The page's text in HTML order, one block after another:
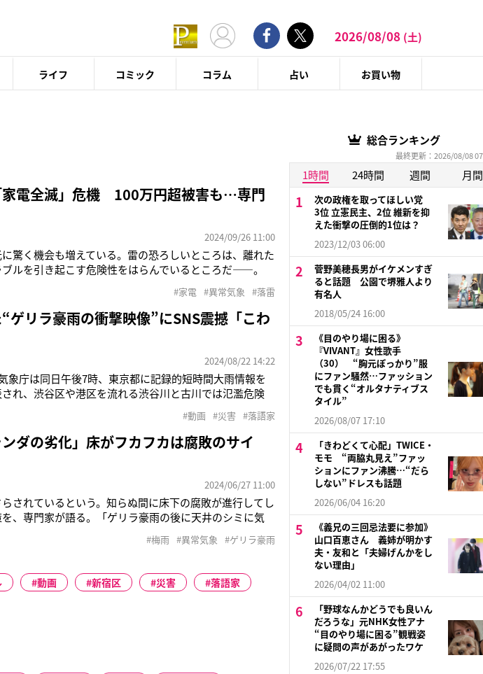
2026/08/08 (土)
ライフ コミック コラム 占い お買い物
家電全滅」危機 100万円超被害も…専門
2024/09/26 11:00
驚く機会も増えている。雷の恐ろしいところは、離れた
ルを引き起こす危険性をはらんでいるところだ――。
いか心配になりました。数日間、故障を免れた扇風機3
#家電 #異常気象 #落雷
ゲリラ豪雨の衝撃映像”にSNS震撼「こわ
2024/08/22 14:22
象庁は同日午後7時、東京都に記録的短時間大雨情報を
れ、渋谷区や港区を流れる渋谷川と古川では氾濫危険
宿駅では構内の一部が浸水。駅構内のデジタルサイネー
#動画 #災害 #落語家
ダの劣化」床がフカフカは腐敗のサイ
2024/06/27 11:00
されているという。知らぬ間に床下の腐敗が進行してし
、専門家が語る。「ゲリラ豪雨の後に天井のシミに気
の屋根やさん」を運営しているシェアテックの取締役、
#梅雨 #異常気象 #ゲリラ豪雨
動画 新宿区 災害
落語家
総合ランキング
最終更新：2026/08/08
1時間 24時間 週間 月間
次の政権を取ってほしい党
3位 立憲民主、2位 維新を抑
えた衝撃の圧倒的1位は？
2023/12/03 06:00
菅野美穂長男がイケメンすぎ
ると話題 公園で堺雅人より
有名人
2018/05/24 16:00
《目のやり場に困る》
『VIVANT』女性歌手
（30） “胸元ぽっかり”服
にファン騒然…ファッション
でも貫く“オルタナティブス
タイル”
2026/08/07 17:10
「きわどくて心配」TWICE・
モモ “両脇丸見え”ファッ
ションにファン沸騰…“だら
しない”ドレスも話題
2026/06/04 16:20
《義兄の三回忌法要に参加》
山口百恵さん 義姉が明かす
夫・友和と「夫婦げんかをし
ない理由」
2026/04/02 11:00
「野球なんかどうでも良いん
だろうな」元NHK女性アナ
“目のやり場に困る”観戦姿
に疑問の声があがったワケ
2026/07/22 17:55